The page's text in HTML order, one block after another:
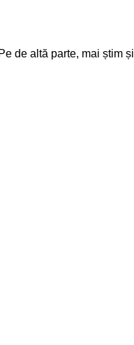
de altă parte, mai știm și